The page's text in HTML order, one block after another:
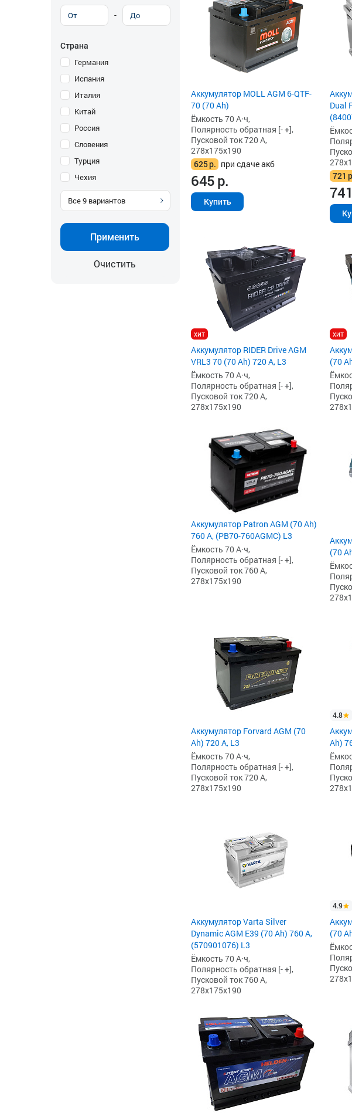
-
Страна
Германия
Испания
Италия
Китай
Россия
Словения
Турция
Чехия
Все9 вариантов
Применить
Очистить
Аккумулятор MOLL AGM 6-QTF-
70 (70 Ah)
Ёмкость 70 А·ч,
Полярность обратная [- +],
Пусковой ток 720 А,
278x175x190
625р. при сдаче акб
645р.
Купить
Dual
721
741
хит
Аккумулятор RIDER Drive AGM
VRL3 70 (70 Ah) 720 А, L3
Ёмкость 70 А·ч,
Полярность обратная [- +],
Пусковой ток 720 А,
278x175x190
хит
(70
Аккумулятор Patron AGM (70 Ah)
760 А, (PB70-760AGMC) L3
Ёмкость 70 А·ч,
Полярность обратная [- +],
Пусковой ток 760 А,
278x175x190
(70
Аккумулятор Forvard AGM (70
Ah) 720 А, L3
Ёмкость 70 А·ч,
Полярность обратная [- +],
Пусковой ток 720 А,
278x175x190
4.8
Ah)
Аккумулятор Varta Silver
Dynamic AGM E39 (70 Ah) 760 А,
(570901076) L3
Ёмкость 70 А·ч,
Полярность обратная [- +],
Пусковой ток 760 А,
278x175x190
4.9
(70